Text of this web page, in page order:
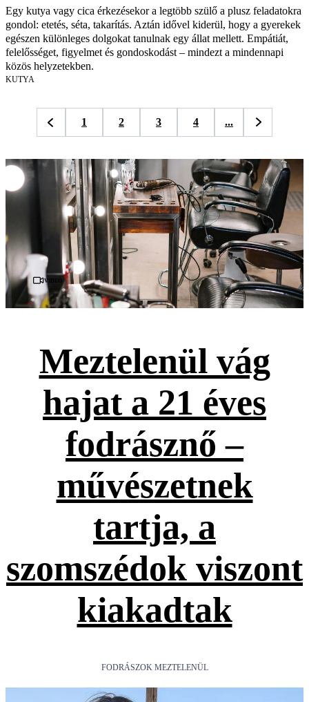
Egy kutya vagy cica érkezésekor a legtöbb szülő a plusz feladatokra
gondol: etetés, séta, takarítás. Aztán idővel kiderül, hogy a gyerekek
egészen különleges dolgokat tanulnak egy állat mellett. Empátiát,
felelősséget, figyelmet és gondoskodást – mindezt a mindennapi
közös helyzetekben.
KUTYA
1 2 3 4 ...
Videó
Meztelenül vág
hajat a 21 éves
fodrásznő –
művészetnek
tartja, a
szomszédok viszont
kiakadtak
FODRÁSZOK MEZTELENÜL